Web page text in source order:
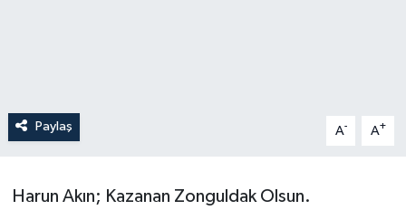
Paylaş A- A+
Harun Akın; Kazanan Zonguldak Olsun.